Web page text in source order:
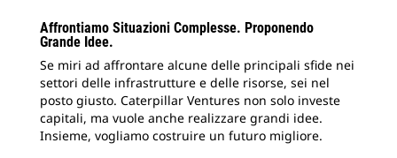
Affrontiamo Situazioni Complesse. Proponendo
Grande Idee.
Se miri ad affrontare alcune delle principali sfide nei
settori delle infrastrutture e delle risorse, sei nel
posto giusto. Caterpillar Ventures non solo investe
capitali, ma vuole anche realizzare grandi idee.
Insieme, vogliamo costruire un futuro migliore.